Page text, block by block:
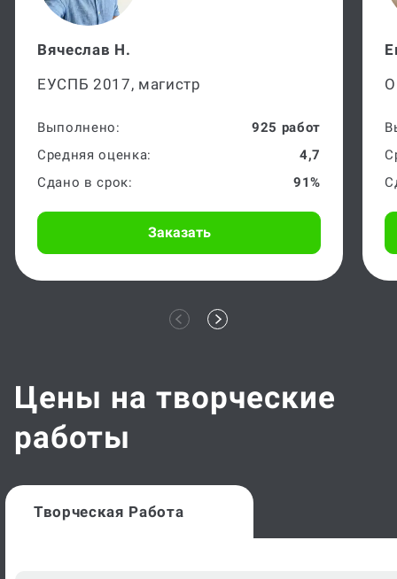
Вячеслав Н.
ЕУСПБ 2017, магистр
Выполнено:
925 работ
Средняя оценка:
4,7
Сдано в срок:
91%
Заказать
Цены на творческие
работы
Творческая Работа